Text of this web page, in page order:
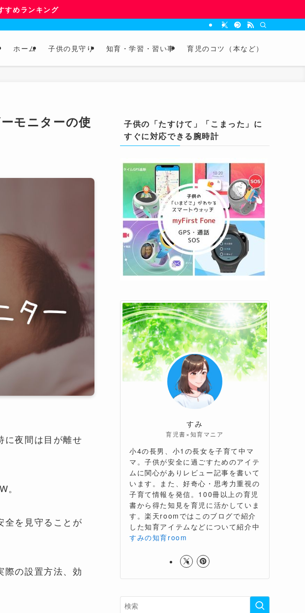
すめランキング
ホーム 子供の見守り 知育・学習・習い事 育児のコツ（本など）
モニターの使
に夜間は目が離せ
全を見守ることが
際の設置方法、効
子供の「たすけて」「こまった」に
すぐに対応できる腕時計
すみ
育児書×知育マニア
小4の長男、小1の長女を子育て中マ
マ。子供が安全に過ごすためのアイテ
ムに関心がありレビュー記事を書いて
います。また、好奇心・思考力重視の
子育て情報を発信。100冊以上の育児
書から得た知見を育児に活かしていま
す。楽天roomではこのブログで紹介
した知育アイテムなどについて紹介中
すみの知育room